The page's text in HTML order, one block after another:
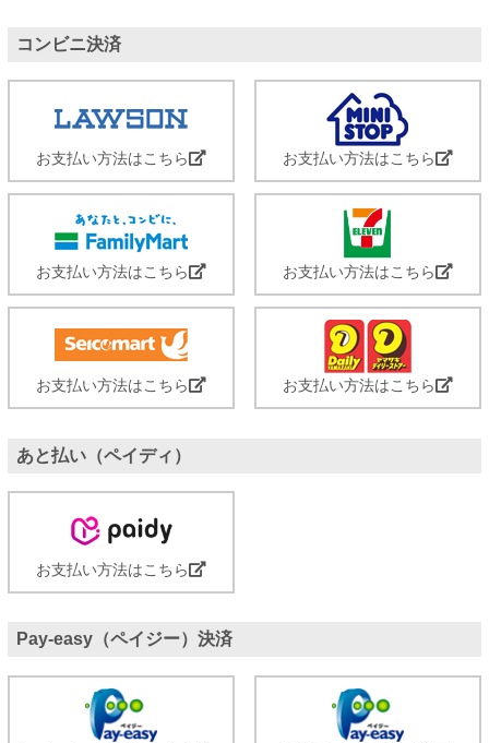
コンビニ決済
お支払い方法はこちら お支払い方法はこちら
お支払い方法はこちら お支払い方法はこちら
お支払い方法はこちら お支払い方法はこちら
あと払い（ペイディ）
お支払い方法はこちら
Pay-easy（ペイジー）決済